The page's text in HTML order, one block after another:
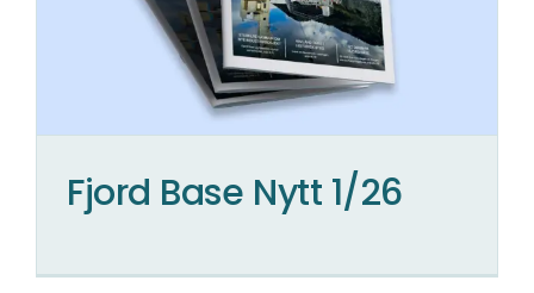
Fjord Base Nytt 1/26